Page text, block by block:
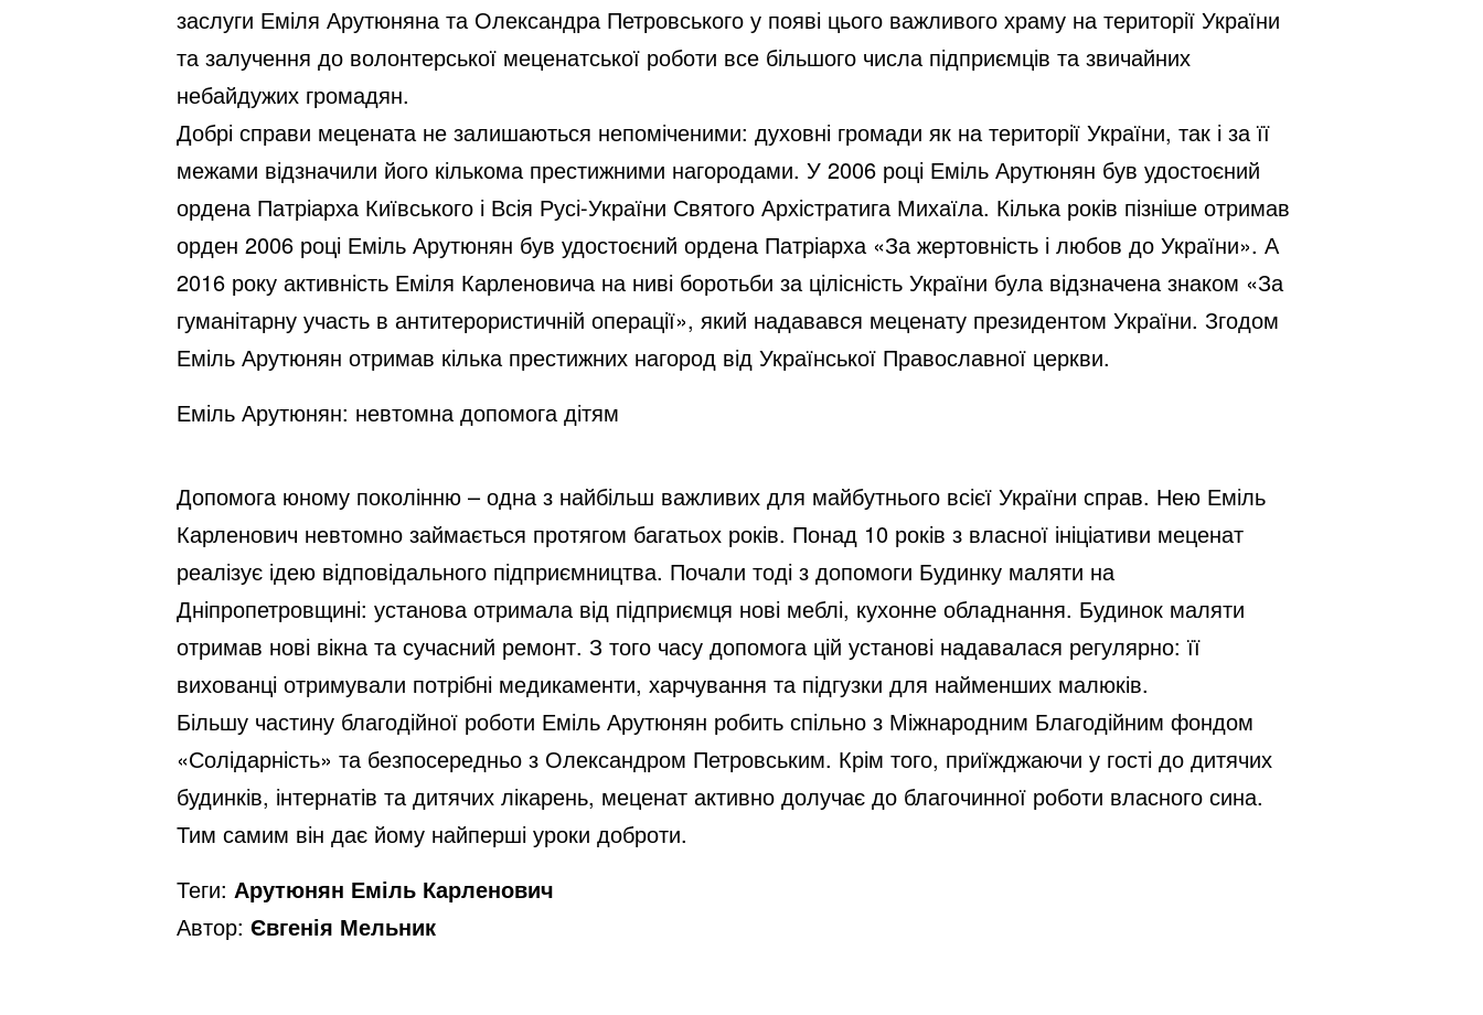
заслуги Еміля Арутюняна та Олександра Петровського у появі цього важливого храму на території України
та залучення до волонтерської меценатської роботи все більшого числа підприємців та звичайних
небайдужих громадян.
Добрі справи мецената не залишаються непоміченими: духовні громади як на території України, так і за її
межами відзначили його кількома престижними нагородами. У 2006 році Еміль Арутюнян був удостоєний
ордена Патріарха Київського і Всія Русі-України Святого Архістратига Михаїла. Кілька років пізніше отримав
орден 2006 році Еміль Арутюнян був удостоєний ордена Патріарха «За жертовність і любов до України». А
2016 року активність Еміля Карленовича на ниві боротьби за цілісність України була відзначена знаком «За
гуманітарну участь в антитерористичній операції», який надавався меценату президентом України. Згодом
Еміль Арутюнян отримав кілька престижних нагород від Української Православної церкви.
Еміль Арутюнян: невтомна допомога дітям
Допомога юному поколінню – одна з найбільш важливих для майбутнього всієї України справ. Нею Еміль
Карленович невтомно займається протягом багатьох років. Понад 10 років з власної ініціативи меценат
реалізує ідею відповідального підприємництва. Почали тоді з допомоги Будинку маляти на
Дніпропетровщині: установа отримала від підприємця нові меблі, кухонне обладнання. Будинок маляти
отримав нові вікна та сучасний ремонт. З того часу допомога цій установі надавалася регулярно: її
вихованці отримували потрібні медикаменти, харчування та підгузки для найменших малюків.
Більшу частину благодійної роботи Еміль Арутюнян робить спільно з Міжнародним Благодійним фондом
«Солідарність» та безпосередньо з Олександром Петровським. Крім того, приїжджаючи у гості до дитячих
будинків, інтернатів та дитячих лікарень, меценат активно долучає до благочинної роботи власного сина.
Тим самим він дає йому найперші уроки доброти.
Теги: Арутюнян Еміль Карленович
Автор: Євгенія Мельник